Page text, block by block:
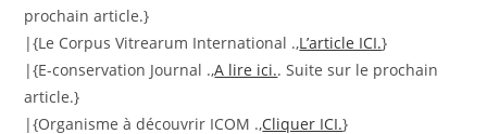
prochain article.}
|{Le Corpus Vitrearum International .,L’article ICI.}
|{E-conservation Journal .,A lire ici.. Suite sur le prochain
article.}
|{Organisme à découvrir ICOM .,Cliquer ICI.}